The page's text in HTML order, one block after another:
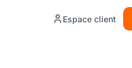
Espace client